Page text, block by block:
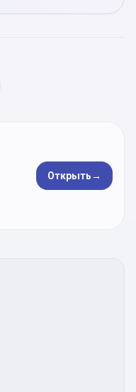
Открыть→